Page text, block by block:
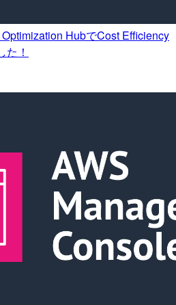
HubでCost Efficiency
た！